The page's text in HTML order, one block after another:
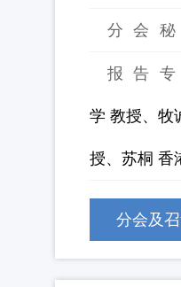
分会秘
报告专
学 教授、牧
授、苏桐 香
分会及